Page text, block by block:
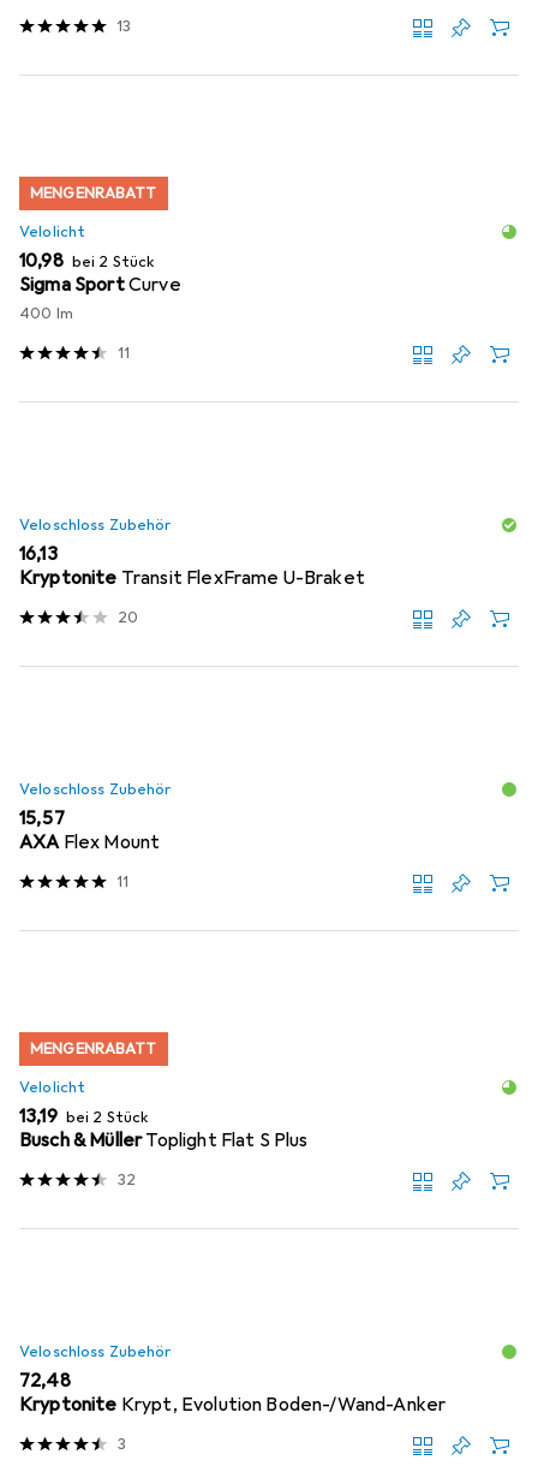
13
MENGENRABATT
Velolicht
EUR
10,98 bei 2 Stück
Sigma SportCurve
400 lm
11
Veloschloss Zubehör
EUR
16,13
Kryptonite Transit FlexFrame U-Braket
20
Veloschloss Zubehör
EUR
15,57
AXA Flex Mount
11
MENGENRABATT
Velolicht
EUR
13,19 bei 2 Stück
Busch & MüllerToplight Flat S Plus
32
Veloschloss Zubehör
EUR
72,48
Kryptonite Krypt, Evolution Boden-/Wand-Anker
3